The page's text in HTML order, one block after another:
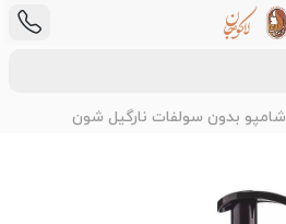
شامپو بدون سولفات نارگیل شون